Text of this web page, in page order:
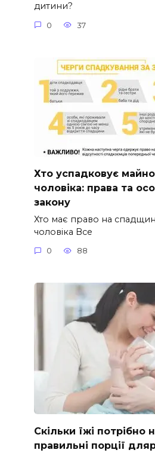
дитини?
0 37
Хто успадковує майно
чоловіка: права та
закону
Хто має право на
чоловіка Все
0 88
Скільки їжі потрібно
правильні порції